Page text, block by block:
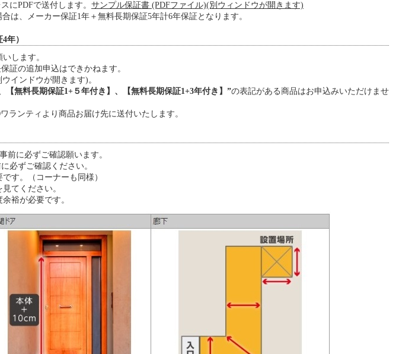
にPDFで送付します。 サンプル保証書 (PDFファイル)(別ウィンドウが開きます)
は、メーカー保証1年＋無料長期保証5年計6年保証となります。
年）
します。
証の追加申込はできかねます。
インドウが開きます)。
無料長期保証1+５年付き】、【無料長期保証1+3年付き】”の表記がある商品はお申込みいただけませ
ランティより商品お届け先に送付いたします。
前に必ずご確認願います。
必ずご確認ください。
す。（コーナーも同様）
てください。
裕が必要です。